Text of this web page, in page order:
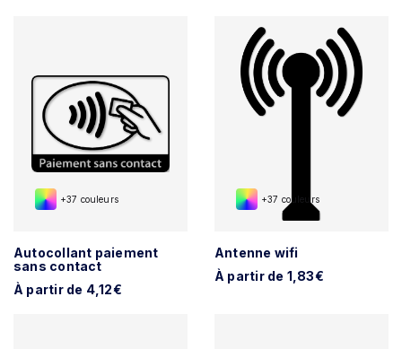
+37 couleurs
Autocollant paiement
sans contact
À partir de 4,12€
+37 couleurs
Antenne wifi
À partir de 1,83€